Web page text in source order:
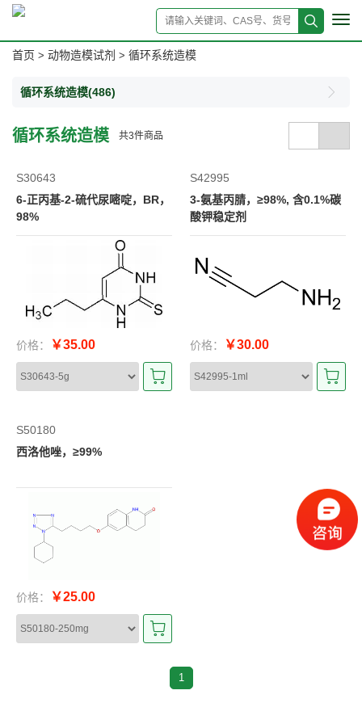
首页 > 动物造模试剂 > 循环系统造模
循环系统造模(486)
循环系统造模 共3件商品
S30643
6-正丙基-2-硫代尿嘧啶，BR，
98%
价格： ￥35.00
S42995
3-氨基丙腈，≥98%, 含0.1%碳
酸钾稳定剂
价格： ￥30.00
S50180
西洛他唑，≥99%
价格： ￥25.00
1